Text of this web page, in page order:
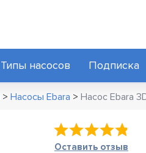
Типы насосов Подписка
> Насосы Ebara > Насос Ebara
Оставить отзыв